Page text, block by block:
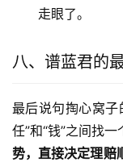
走眼了。
八、谱蓝君的
最后说句掏心窝
任”和“钱”之间找一
势，直接决定理赔